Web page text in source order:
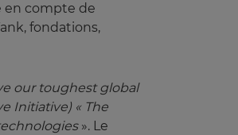
en compte de
fondations,
our toughest global
Initiative) « The
». Le